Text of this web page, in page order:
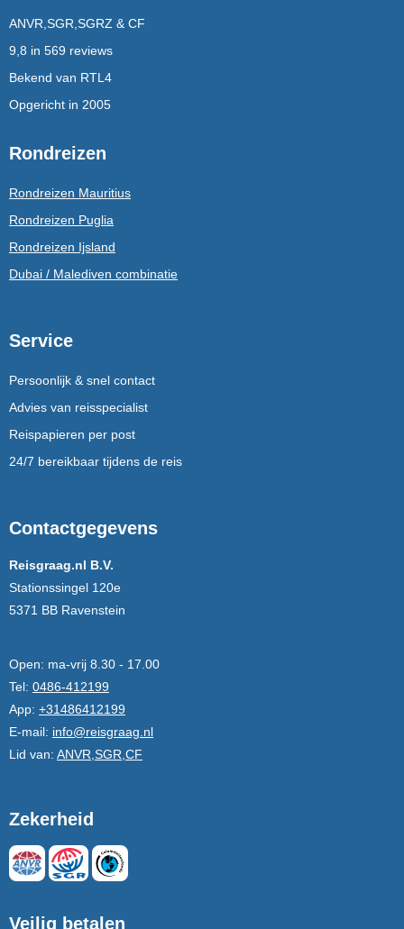
ANVR,SGR,SGRZ & CF
9,8 in 569 reviews
Bekend van RTL4
Opgericht in 2005
Rondreizen
Rondreizen Mauritius
Rondreizen Puglia
Rondreizen Ijsland
Dubai / Malediven combinatie
Service
Persoonlijk & snel contact
Advies van reisspecialist
Reispapieren per post
24/7 bereikbaar tijdens de reis
Contactgegevens
Reisgraag.nl B.V.
Stationssingel 120e
5371 BB Ravenstein
Open: ma-vrij 8.30 - 17.00
Tel: 0486-412199
App: +31486412199
E-mail: info@reisgraag.nl
Lid van: ANVR,SGR,CF
Zekerheid
Veilig betalen